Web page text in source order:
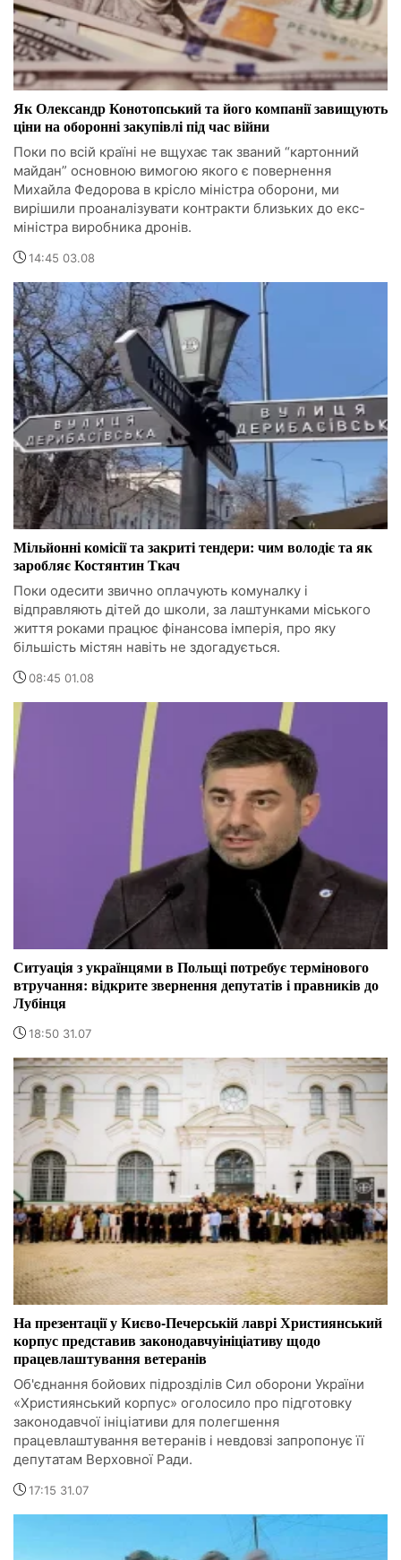
Як Олександр Конотопський та його компанії завищують
ціни на оборонні закупівлі під час війни
Поки по всій країні не вщухає так званий “картонний
майдан” основною вимогою якого є повернення
Михайла Федорова в крісло міністра оборони, ми
вирішили проаналізувати контракти близьких до екс-
міністра виробника дронів.
14:45 03.08
Мільйонні комісії та закриті тендери: чим володіє та як
заробляє Костянтин Ткач
Поки одесити звично оплачують комуналку і
відправляють дітей до школи, за лаштунками міського
життя роками працює фінансова імперія, про яку
більшість містян навіть не здогадується.
08:45 01.08
Ситуація з українцями в Польщі потребує термінового
втручання: відкрите звернення депутатів і правників до
Лубінця
18:50 31.07
На презентації у Києво-Печерській лаврі Християнський
корпус представив законодавчуініціативу щодо
працевлаштування ветеранів
Об'єднання бойових підрозділів Сил оборони України
«Християнський корпус» оголосило про підготовку
законодавчої ініціативи для полегшення
працевлаштування ветеранів і невдовзі запропонує її
депутатам Верховної Ради.
17:15 31.07